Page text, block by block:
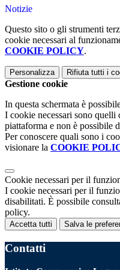
Notizie
Questo sito o gli strumenti
cookie necessari al
COOKIE POLICY.
Personalizza Rifiuta tutti i
Gestione cookie
In questa schermata è
I cookie necessari sono
piattaforma e non è possibile
Per conoscere quali sono i
visionare la COOKIE
Cookie necessari per il
I cookie necessari per il
disabilitati. È possibile
policy.
Accetta tutti Salva le
Contatti